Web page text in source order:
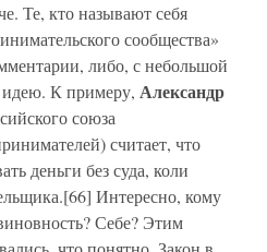
Те, кто называют себя
сообщества»
либо, с небольшой
К примеру, Александр
союза
считает, что
деньги без суда, коли
Интересно, кому
Себе? Этим